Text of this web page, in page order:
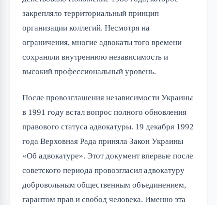
закрепляло территориальный принцип
организации коллегий. Несмотря на
ограничения, многие адвокаты того времени
сохраняли внутреннюю независимость и
высокий профессиональный уровень.
После провозглашения независимости Украины
в 1991 году встал вопрос полного обновления
правового статуса адвокатуры. 19 декабря 1992
года Верховная Рада приняла Закон Украины
«Об адвокатуре». Этот документ впервые после
советского периода провозгласил адвокатуру
добровольным общественным объединением,
гарантом прав и свобод человека. Именно эта